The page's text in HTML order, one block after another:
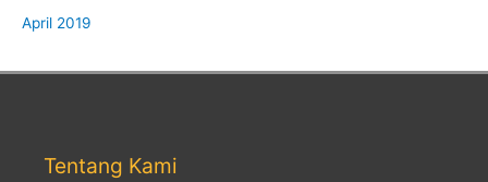
April 2019
Tentang Kami